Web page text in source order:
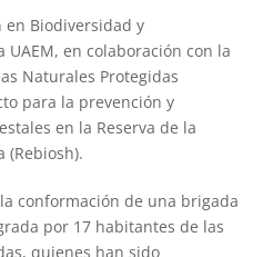
en Biodiversidad y
UAEM, en colaboración con la
Naturales Protegidas
para la prevención y
en la Reserva de la
(Rebiosh).
conformación de una brigada
por 17 habitantes de las
quienes han sido